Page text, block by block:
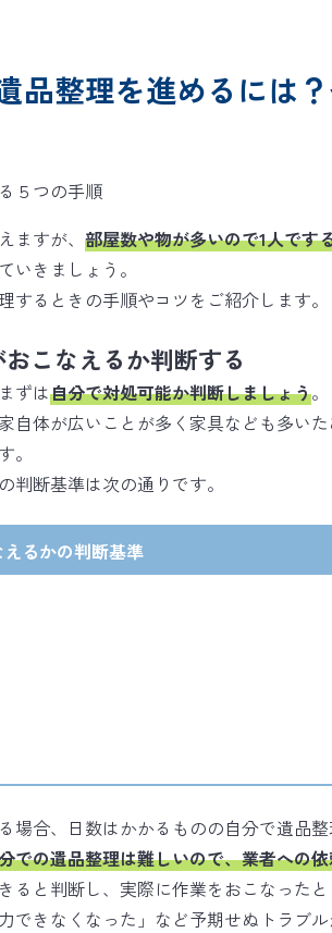
品整理を進めるには
すが、 部屋数や物が多いので1人です
いきましょう。
するときの手順やコツをご紹介します。
こなえるか判断する
ずは自分で対処可能か判断しましょう。
自体が広いことが多く家具なども多い
。
判断基準は次の通りです。
るかの判断基準
場合、日数はかかるものの自分で遺品整
での遺品整理は難しいので、業者への
ると判断し、実際に作業をおこなった
できなくなった」など予期せぬトラブル